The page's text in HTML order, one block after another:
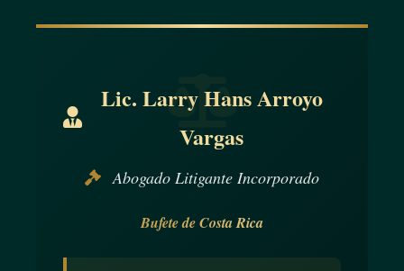
Lic. Larry Hans Arroyo
Vargas
Abogado Litigante Incorporado
Bufete de Costa Rica